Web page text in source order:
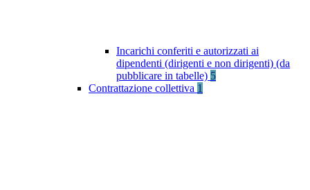
Incarichi conferiti e autorizzati ai
dipendenti (dirigenti e non dirigenti) (da
pubblicare in tabelle) 5
Contrattazione collettiva 1